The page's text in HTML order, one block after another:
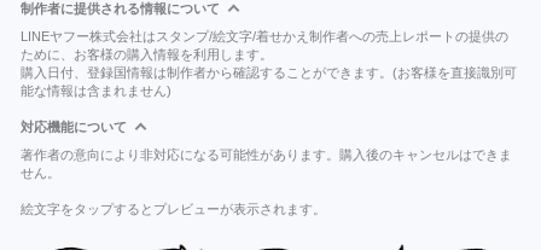
制作者に提供される情報について
LINEヤフー株式会社はスタンプ/絵文字/着せかえ制作者への売上レポートの提供の
ために、お客様の購入情報を利用します。
購入日付、登録国情報は制作者から確認することができます。(お客様を直接識別可
能な情報は含まれません)
対応機能について
著作者の意向により非対応になる可能性があります。購入後のキャンセルはできま
せん。
絵文字をタップするとプレビューが表示されます。